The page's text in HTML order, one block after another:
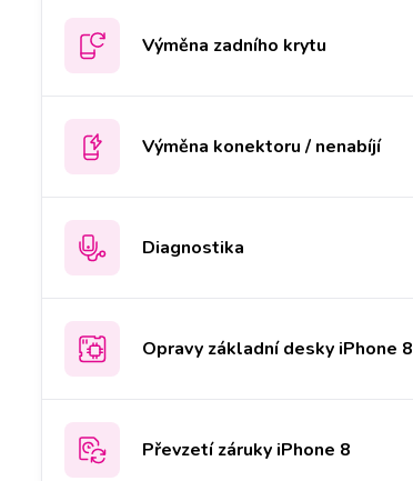
Výměna zadního krytu
Výměna konektoru / nenabíjí
Diagnostika
Opravy základní desky iPhone 8
Převzetí záruky iPhone 8